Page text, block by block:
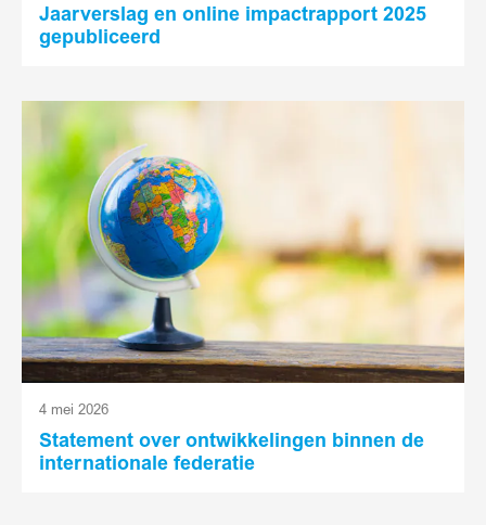
Jaarverslag en online impactrapport 2025
gepubliceerd
4 mei 2026
Statement over ontwikkelingen binnen de
internationale federatie